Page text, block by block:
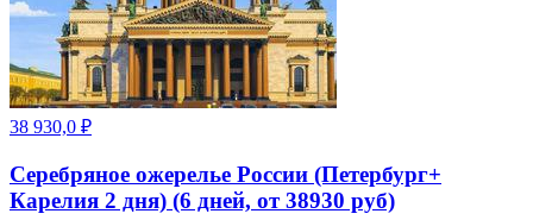
38 930,0 ₽
Серебряное ожерелье России (Петербург+
Карелия 2 дня) (6 дней, от 38930 руб)